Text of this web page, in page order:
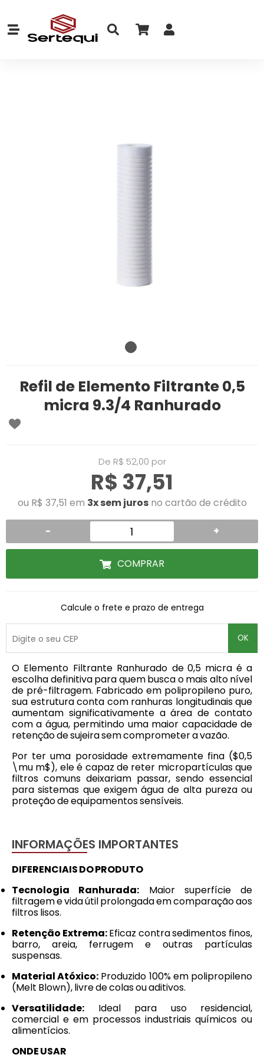
Refil de Elemento Filtrante 0,5
micra 9.3/4 Ranhurado
De R$ 52,00 por
R$ 37,51
ou R$ 37,51 em 3x sem jurosno cartão de crédito
- +
COMPRAR
Calcule o frete e prazo de entrega
OK
O Elemento Filtrante Ranhurado de 0,5 micra é a
escolha definitiva para quem busca o mais alto nível
de pré-filtragem. Fabricado em polipropileno puro,
sua estrutura conta com ranhuras longitudinais que
aumentam significativamente a área de contato
com a água, permitindo uma maior capacidade de
retenção de sujeira sem comprometer a vazão.
Por ter uma porosidade extremamente fina ($0,5
\mu m$), ele é capaz de reter micropartículas que
filtros comuns deixariam passar, sendo essencial
para sistemas que exigem água de alta pureza ou
proteção de equipamentos sensíveis.
INFORMAÇÕES IMPORTANTES
DIFERENCIAIS DO PRODUTO
Tecnologia Ranhurada: Maior superfície de
filtragem e vida útil prolongada em comparação aos
filtros lisos.
Retenção Extrema:Eficaz contra sedimentos finos,
barro, areia, ferrugem e outras partículas
suspensas.
Material Atóxico: Produzido 100% em polipropileno
(Melt Blown), livre de colas ou aditivos.
Versatilidade: Ideal para uso residencial,
comercial e em processos industriais químicos ou
alimentícios.
ONDE USAR